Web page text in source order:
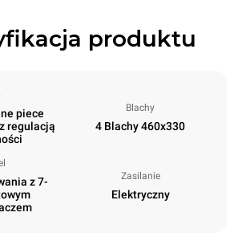
produktu
piece
regulacją
Blachy
4 Blachy 460x330
z 7-
Zasilanie
Elektryczny